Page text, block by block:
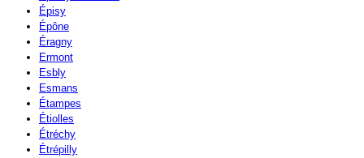
Épisy
Épône
Éragny
Ermont
Esbly
Esmans
Étampes
Étiolles
Étréchy
Étrépilly